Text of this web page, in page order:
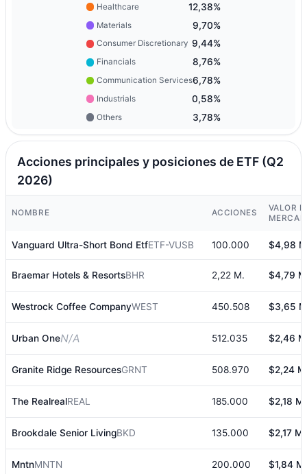
Healthcare 12,38%
Materials 9,70%
Consumer Discretionary 9,44%
Financials 8,76%
Communication Services6,78%
Industrials 0,58%
Others 3,78%
Acciones principales y posiciones de ETF (Q2
2026)
NOMBRE ACCIONES
VALOR
Vanguard Ultra-Short Bond EtfETF-VUSB 100.000 $4,98
Braemar Hotels & ResortsBHR 2,22 M. $4,79
Westrock Coffee CompanyWEST 450.508 $3,65
Urban OneN/A 512.035 $2,46
Granite Ridge ResourcesGRNT 508.970 $2,24
The RealrealREAL 185.000 $2,18 M.
Brookdale Senior LivingBKD 135.000 $2,17 M.
MntnMNTN 200.000 $1,84 M.